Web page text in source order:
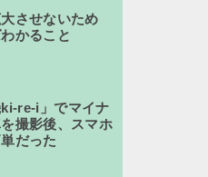
させないため
かること
ki-re-i」でマイナ
撮影後、スマホ
だった